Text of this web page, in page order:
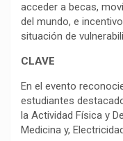
acceder a becas,
del mundo, e
situación de
CLAVE
En el evento
estudiantes
la Actividad Física y
Medicina y,